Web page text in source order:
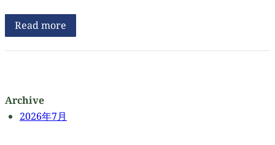
Read more
Archive
2026年7月